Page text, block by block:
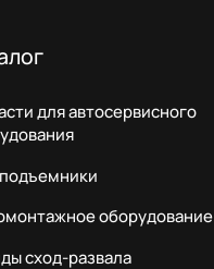
для автосервисного
оборудование
сход-развала